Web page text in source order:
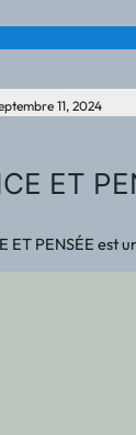
11, 2024
ET
ET PENSÉE